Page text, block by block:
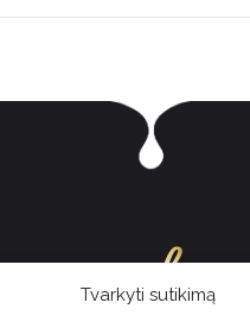
Tvarkyti sutikimą